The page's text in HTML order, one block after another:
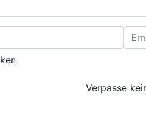
E-Mail-
Verpasse